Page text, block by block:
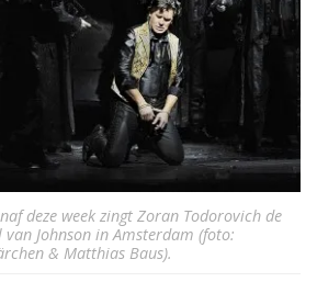
deze week zingt Zoran Todorovich de
van Johnson in Amsterdam (foto:
& Matthias Baus).